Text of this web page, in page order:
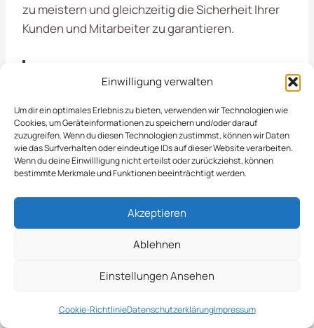
Einwilligung verwalten
Um dir ein optimales Erlebnis zu bieten, verwenden wir Technologien wie
Cookies, um Geräteinformationen zu speichern und/oder darauf
zuzugreifen. Wenn du diesen Technologien zustimmst, können wir Daten
wie das Surfverhalten oder eindeutige IDs auf dieser Website verarbeiten.
Wenn du deine Einwillligung nicht erteilst oder zurückziehst, können
bestimmte Merkmale und Funktionen beeinträchtigt werden.
Akzeptieren
Ablehnen
Einstellungen Ansehen
Cookie-RichtlinieDatenschutzerklärungImpressum
zu meistern und gleichzeitig die Sicherheit Ihrer
Kunden und Mitarbeiter zu garantieren.
Termine Und
Einsatzzeiten Für Den
Winterdienst
der Bürger während der kalten Jahreszeit
unerlässlich sind. Dazu gehören das Räumen von
Gewährleistung von sicheren Gehwegen. Diese
vermeiden und die Erreichbarkeit von wichtigen